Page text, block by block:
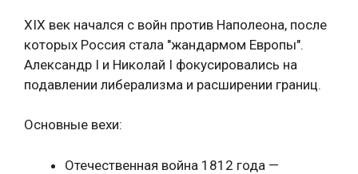
XIX век начался с войн против Наполеона, после
которых Россия стала "жандармом Европы".
Александр I и Николай I фокусировались на
подавлении либерализма и расширении границ.
Основные вехи:
Отечественная война 1812 года —